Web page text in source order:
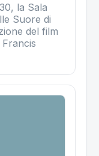
la Sala
Suore di
del film